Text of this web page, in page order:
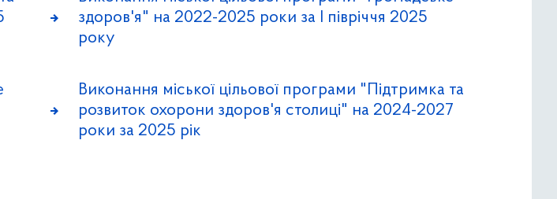
здоров'я" на 2022-2025 роки за І півріччя 2025
року
Виконання міської цільової програми "Підтримка та
розвиток охорони здоров'я столиці" на 2024-2027
роки за 2025 рік